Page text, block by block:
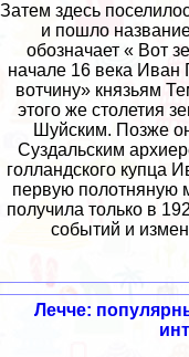
Затем здесь
и пошло
обозначает « Вот
начале 16 века Иван
вотчину» князьям
этого же столетия
Шуйским. Позже
Суздальским
голландского купца
первую полотняную
получила только в
событий и
Лечче: